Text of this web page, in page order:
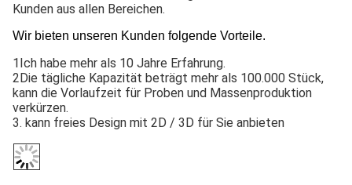
Kunden aus allen Bereichen.
Wir bieten unseren Kunden folgende Vorteile.
1Ich habe mehr als 10 Jahre Erfahrung.
2Die tägliche Kapazität beträgt mehr als 100.000 Stück,
kann die Vorlaufzeit für Proben und Massenproduktion
verkürzen.
3. kann freies Design mit 2D / 3D für Sie anbieten